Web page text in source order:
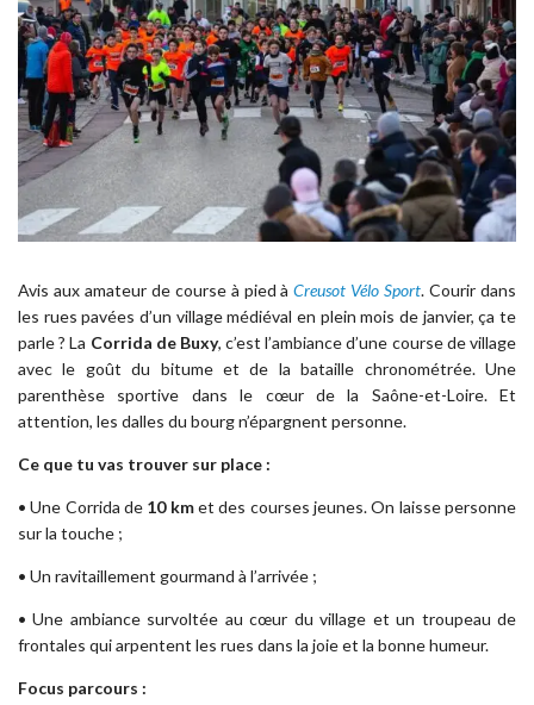
Avis aux amateur de course à pied àCreusot Vélo Sport. Courir dans
les rues pavées d’un village médiéval en plein mois de janvier, ça te
parle ? La Corrida de Buxy, c’est l’ambiance d’une course de village
avec le goût du bitume et de la bataille chronométrée. Une
parenthèse sportive dans le cœur de la Saône-et-Loire. Et
attention, les dalles du bourg n’épargnent personne.
Ce que tu vas trouver sur place :
• Une Corrida de 10 kmet des courses jeunes. On laisse personne
sur la touche ;
• Un ravitaillement gourmand à l’arrivée ;
• Une ambiance survoltée au cœur du village et un troupeau de
frontales qui arpentent les rues dans la joie et la bonne humeur.
Focus parcours :